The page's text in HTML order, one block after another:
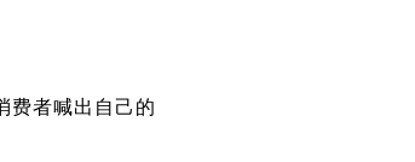
者喊出自己的